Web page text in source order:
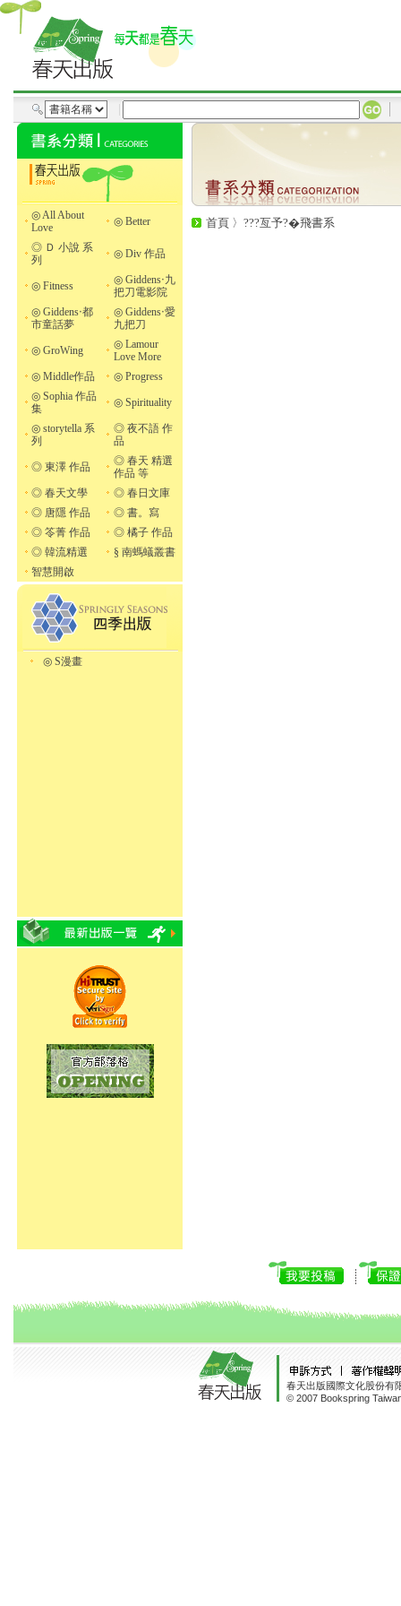
◎ All About
Love
◎ Better
◎ Ｄ 小說 系
列
◎ Div 作品
◎ Fitness
◎ Giddens‧九
把刀電影院
◎ Giddens‧都
市童話夢
◎ Giddens‧愛
九把刀
◎ GroWing
◎ Lamour
Love More
◎ Middle作品
◎ Progress
◎ Sophia 作品
集
◎ Spirituality
◎ storytella 系
列
◎ 夜不語 作
品
◎ 東澤 作品
◎ 春天 精選
作品 等
◎ 春天文學
◎ 春日文庫
◎ 唐隱 作品
◎ 書。寫
◎ 笭菁 作品
◎ 橘子 作品
◎ 韓流精選
§ 南螞蟻叢書
智慧開啟
◎ S漫畫
首頁 〉 ???亙予?�飛書系
春天出版國際文化股份有
© 2007 Bookspring